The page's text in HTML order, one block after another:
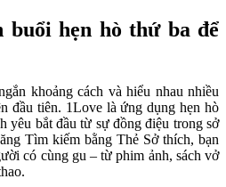
buổi hẹn hò thứ ba để
khoảng cách và hiểu nhau nhiều
đầu tiên. 1Love là ứng dụng hẹn hò
yêu bắt đầu từ sự đồng điệu trong sở
Tìm kiếm bằng Thẻ Sở thích, bạn
có cùng gu – từ phim ảnh, sách vở